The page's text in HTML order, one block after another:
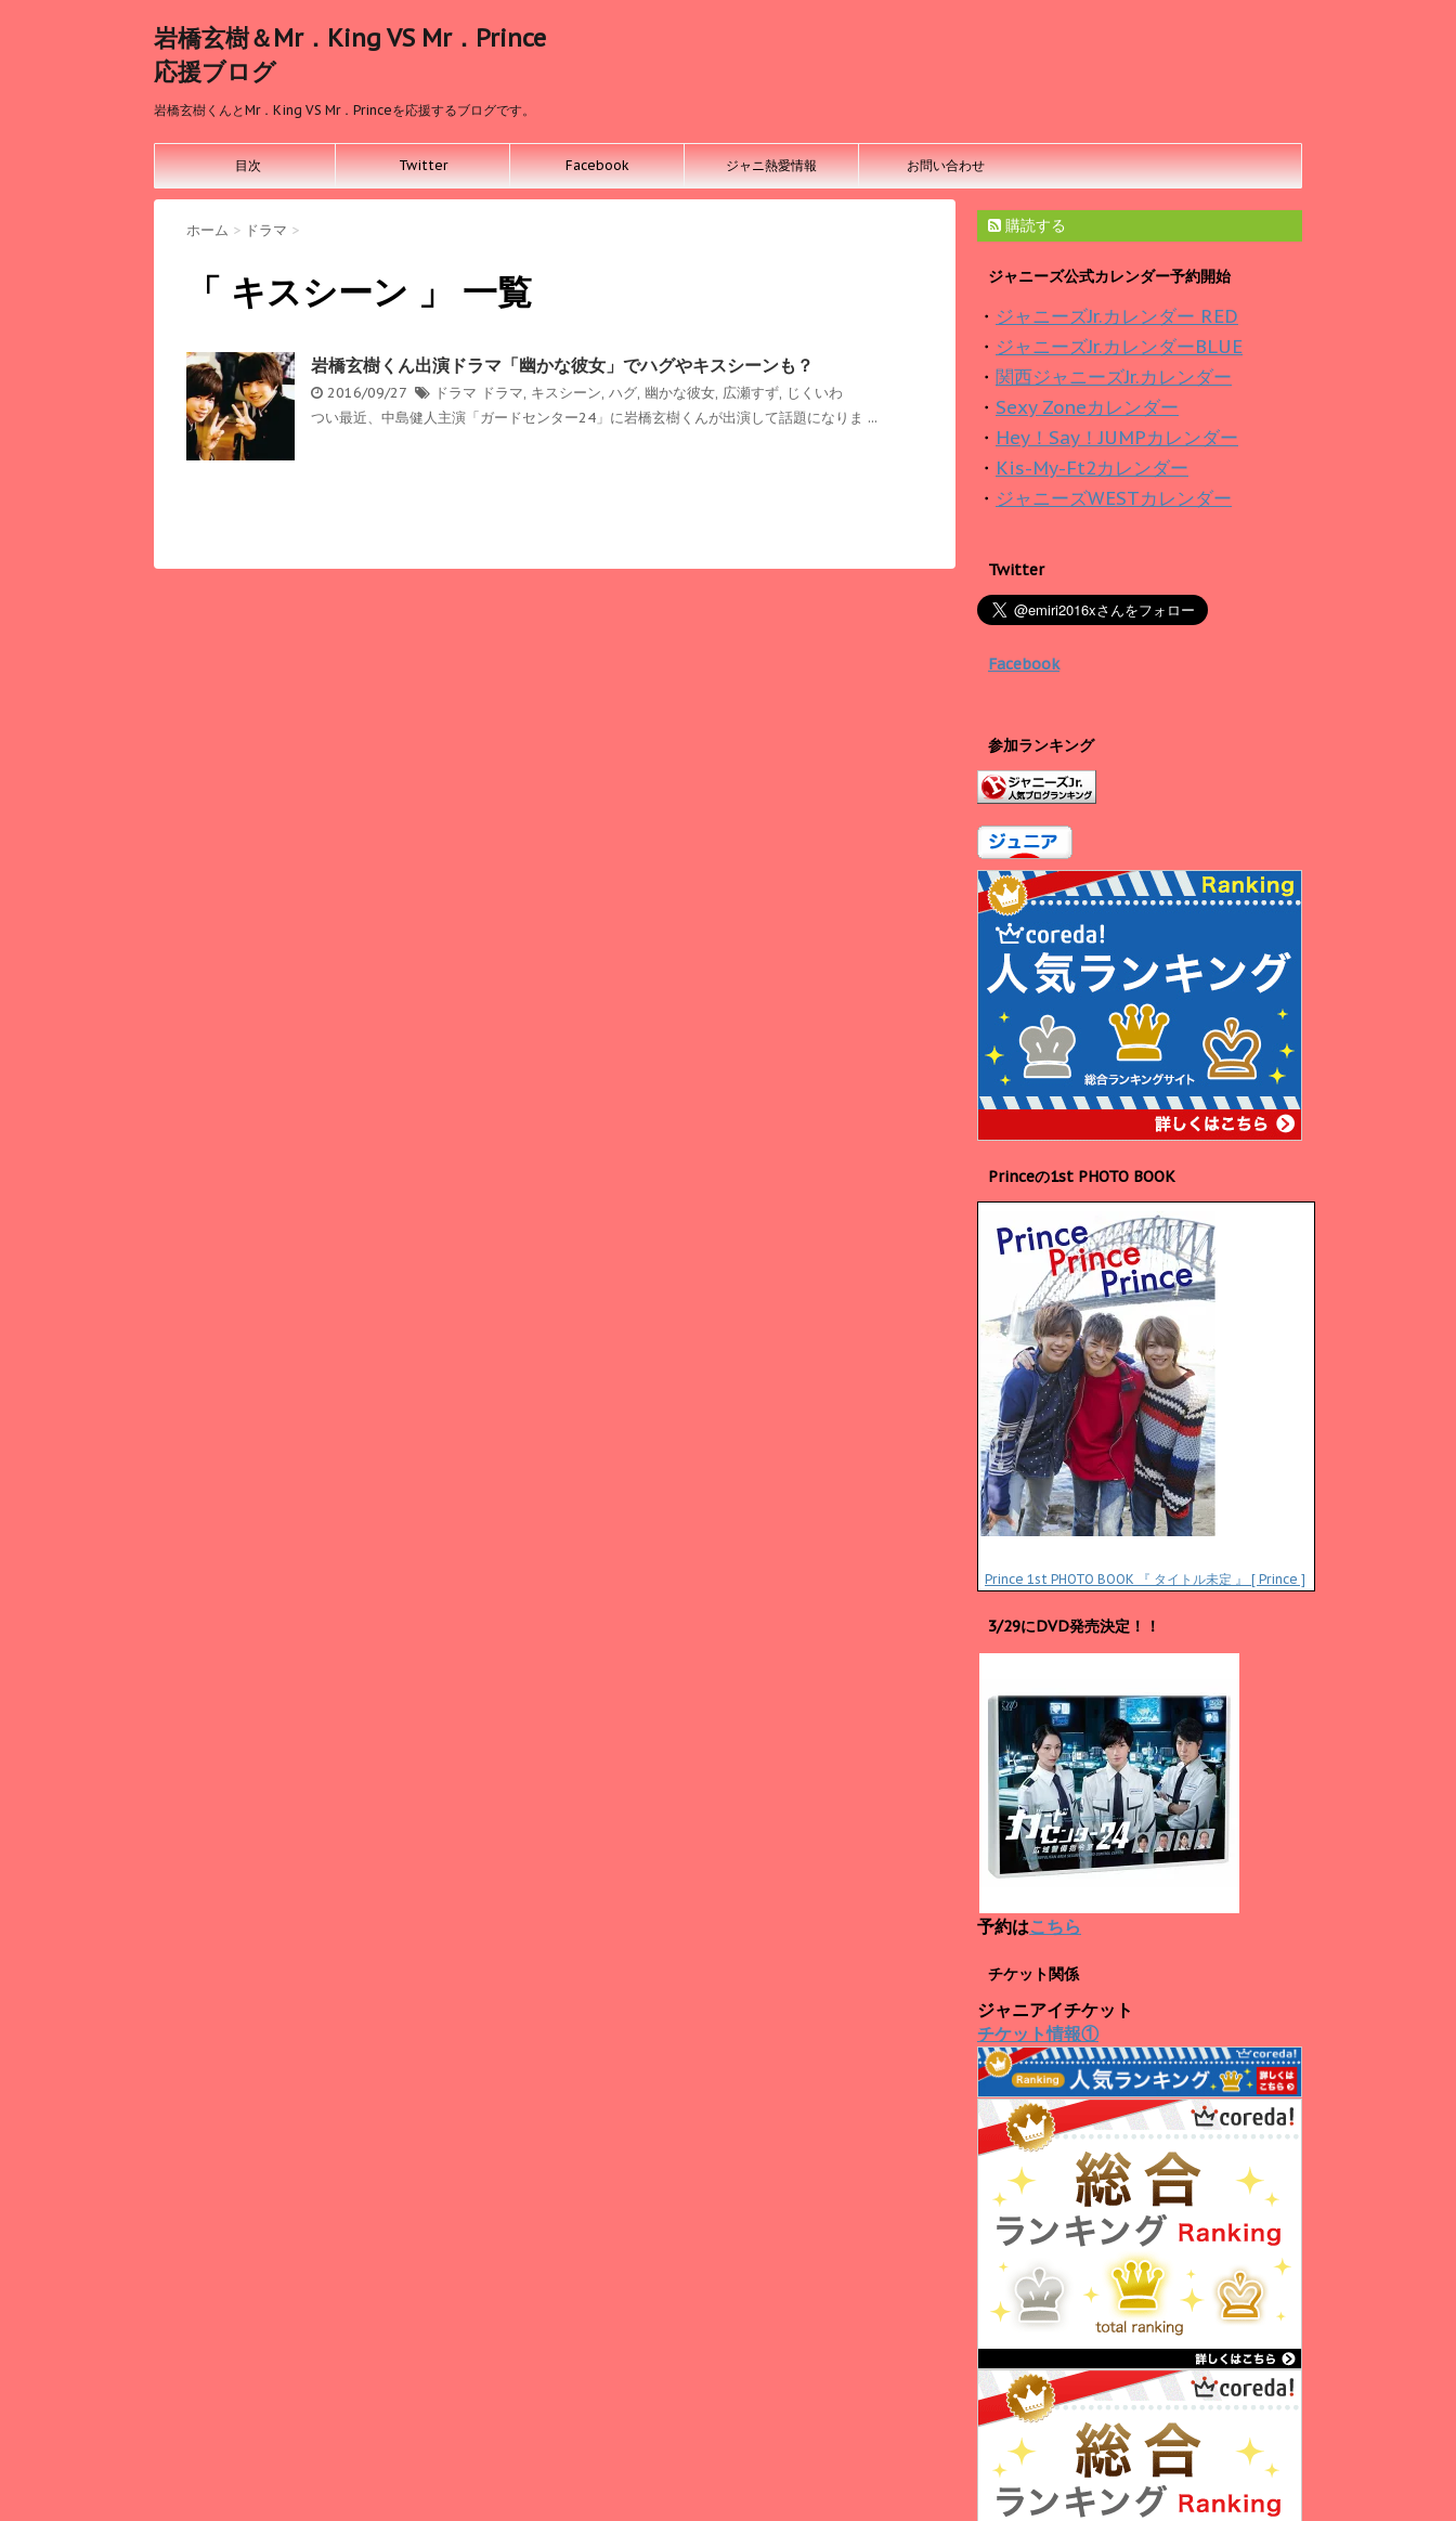
岩橋玄樹＆Mr．King VS Mr．Prince
応援ブログ
岩橋玄樹くんとMr．King VS Mr．Princeを応援するブログです。
目次 Twitter Facebook ジャニ熱愛情報 お問い合わせ
ホーム > ドラマ >
「 キスシーン 」 一覧
岩橋玄樹くん出演ドラマ「幽かな彼女」でハグやキスシーンも？
2016/09/27 ドラマ ドラマ, キスシーン, ハグ, 幽かな彼女, 広瀬すず, じくいわ
つい最近、中島健人主演「ガードセンター24」に岩橋玄樹くんが出演して話題になりま ...
購読する
ジャニーズ公式カレンダー予約開始
・ ジャニーズJr.カレンダー RED
・ ジャニーズJr.カレンダーBLUE
・ 関西ジャニーズJr.カレンダー
・ Sexy Zoneカレンダー
・ Hey！Say！JUMPカレンダー
・ Kis-My-Ft2カレンダー
・ ジャニーズWESTカレンダー
Twitter
Facebook
参加ランキング
Princeの1st PHOTO BOOK
Prince 1st PHOTO BOOK 『 タイトル未定 』 [ Prince ]
3/29にDVD発売決定！！
予約はこちら
チケット関係
ジャニアイチケット
チケット情報①